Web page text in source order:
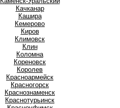
Качканар
Кашира
Кемерово
Киров
Климовск
Клин
Коломна
Кореновск
Королев
Красноармейск
Красногорск
Краснознаменск
Краснотурьинск